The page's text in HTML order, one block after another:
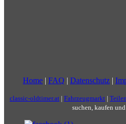
Home | FAQ | Datenschutz |
classic-oldtimer.at | Fahrzeugmarkt |
suchen, kaufen